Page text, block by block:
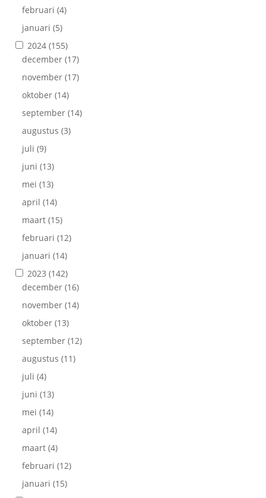
februari (4)
januari (5)
2024 (155)
december (17)
november (17)
oktober (14)
september (14)
augustus (3)
juli (9)
juni (13)
mei (13)
april (14)
maart (15)
februari (12)
januari (14)
2023 (142)
december (16)
november (14)
oktober (13)
september (12)
augustus (11)
juli (4)
juni (13)
mei (14)
april (14)
maart (4)
februari (12)
januari (15)